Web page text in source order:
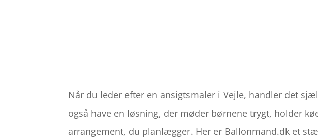
Når du leder efter en ansigtsmaler i Vejle, handler det
også have en løsning, der møder børnene trygt, holder
arrangement, du planlægger. Her er Ballonmand.dk et